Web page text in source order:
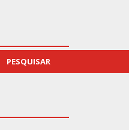
PESQUISAR